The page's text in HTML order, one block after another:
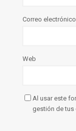
Correo electrónico
Web
Al usar este
gestión de tus